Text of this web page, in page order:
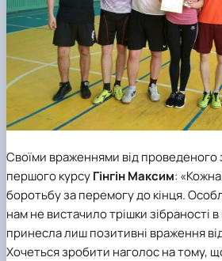
Своїми враженнями від проведеного
першого курсуГінгін Максим:
боротьбу за перемогу до кінця.
нам не вистачило трішки зібраності
принесла лиш позитивні враження
Хочеться зробити наголос на тому,